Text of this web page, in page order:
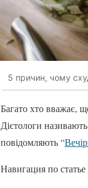
5 причин, чому
Багато хто вважає,
Дієтологи
повідомляють “
Навигация по статье